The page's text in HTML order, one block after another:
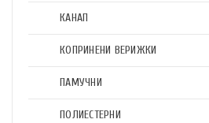
КАНАП
КОПРИНЕНИ ВЕРИЖКИ
ПАМУЧНИ
ПОЛИЕСТЕРНИ